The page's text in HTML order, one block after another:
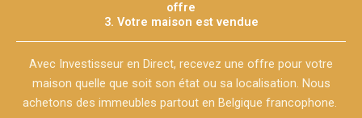
offre
3. Votre maison est vendue
Avec Investisseur en Direct, recevez une offre pour votre
maison quelle que soit son état ou sa localisation. Nous
achetons des immeubles partout en Belgique francophone.